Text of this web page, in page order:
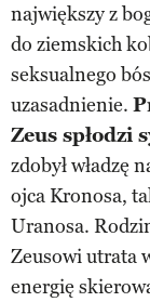
największy z
do ziemskich
seksualnego
uzasadnienie.
Zeus spłodzi
zdobył władzę
ojca Kronosa,
Uranosa.
Zeusowi utrata
energię